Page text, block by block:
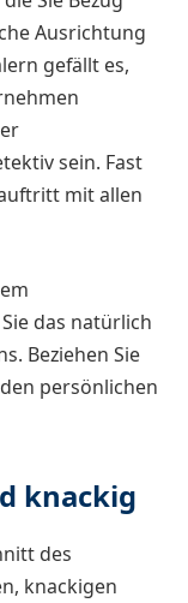
Ausrichtung
gefällt es,
sein. Fast
mit allen
das natürlich
Beziehen Sie
persönlichen
knackig
des
knackigen